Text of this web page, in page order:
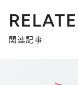
関連記事